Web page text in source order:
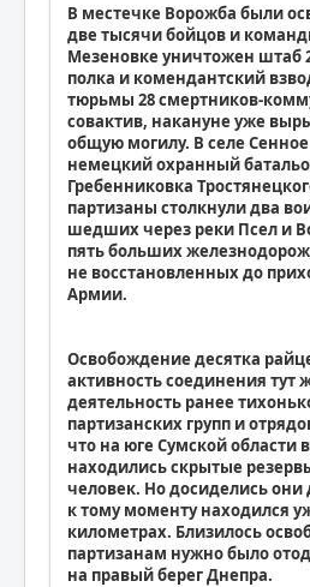
В местечке Ворожба были
две тысячи бойцов и
Мезеновке уничтожен штаб
полка и комендантский
тюрьмы 28 смертников-
совактив, накануне уже
общую могилу. В селе
немецкий охранный
Гребенниковка
партизаны столкнули два
шедших через реки Псел и
пять больших
не восстановленных до
Армии.
Освобождение десятка
активность соединения тут
деятельность ранее
партизанских групп и
что на юге Сумской области
находились скрытые
человек. Но досиделись они
к тому моменту находился
километрах. Близилось
партизанам нужно было
на правый берег Днепра.